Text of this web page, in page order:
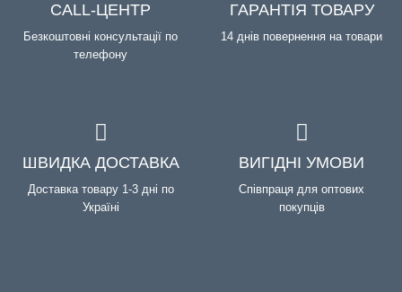
CALL-ЦЕНТР
Безкоштовні консультації по
телефону
ГАРАНТІЯ ТОВАРУ
14 днів повернення на товари
ШВИДКА ДОСТАВКА
Доставка товару 1-3 дні по
Україні
ВИГІДНІ УМОВИ
Співпраця для оптових
покупців